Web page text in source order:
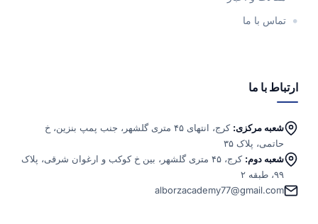
تماس با ما
ارتباط با ما
شعبه مرکزی:
کرج، انتهای ۴۵ متری گلشهر، جنب پمپ بنزین، خ
حاتمی، پلاک ۳۵
شعبه دوم:
کرج، ۴۵ متری گلشهر، بین خ کوکب و ارغوان شرقی، پلاک
۹۹، طبقه ۲
alborzacademy77@gmail.com